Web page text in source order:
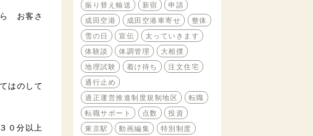
お客さ
はのして
分以上
振り替え輸送
新宿
申請
成田空港
成田空港車寄せ
整体
雪の日
宣伝
太っていきます
体験談
体調管理
大相撲
地理試験
着け待ち
注文住宅
通行止め
適正運営推進制度規制地区
転職
転職サポート
点数
投資
東京駅
動画編集
特別制度